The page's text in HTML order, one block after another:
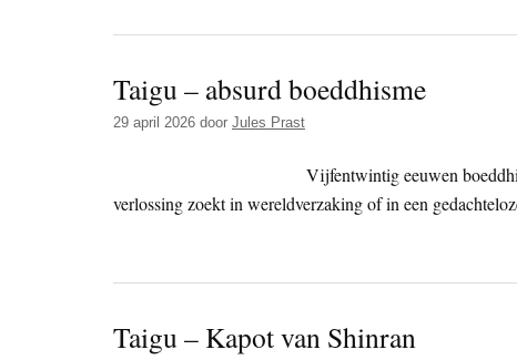
Taigu – absurd boeddhisme
29 april 2026 door Jules Prast
Vijfentwintig eeuwen
verlossing zoekt in wereldverzaking of in een
Taigu – Kapot van Shinran